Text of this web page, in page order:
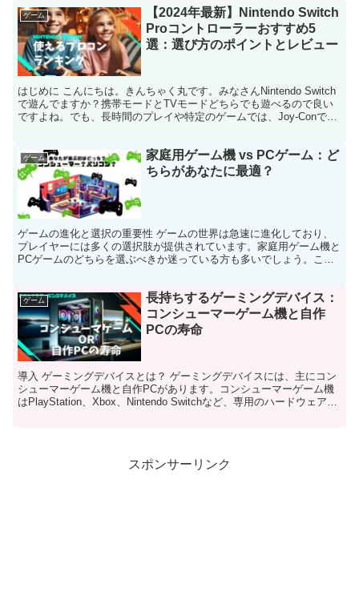
ゲーム
【2024年最新】Nintendo Switch
Proコントローラーおすすめ5
選：選び方のポイントとレビュー
はじめに こんにちは。きんちゃく丸です。みなさんNintendo Switch
で遊んでますか？携帯モードとTVモードどちらでも遊べるので良い
ですよね。でも、長時間のプレイや特定のゲームでは、Joy-Conでは
ゲーム
家庭用ゲーム機 vs PCゲーム：ど
ちらがあなたに最適？
ゲームの進化と選択の重要性 ゲームの世界は急速に進化しており、
プレイヤーには多くの選択肢が提供されています。家庭用ゲーム機と
PCゲームのどちらを選ぶべきか迷っている方も多いでしょう。この
ゲーム
長持ちするゲーミングデバイス：
コンシューマーゲーム機と自作
PCの寿命
導入 ゲーミングデバイスとは？ ゲーミングデバイスには、主にコン
シューマーゲーム機と自作PCがあります。コンシューマーゲーム機
はPlayStation、Xbox、Nintendo Switchなど、専用のハードウェアと
スポンサーリンク